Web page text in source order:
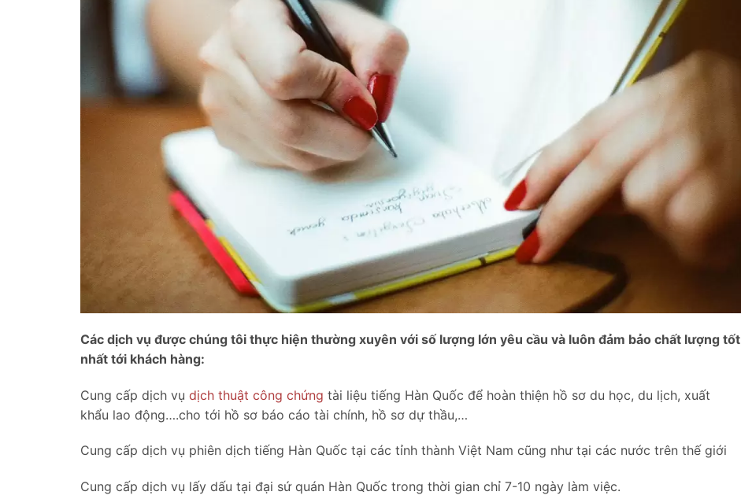
Các dịch vụ được chúng tôi thực hiện thường xuyên với số lượng lớn yêu cầu và luôn đảm bảo chất lượng tốt
nhất tới khách hàng:
Cung cấp dịch vụ dịch thuật công chứng tài liệu tiếng Hàn Quốc để hoàn thiện hồ sơ du học, du lịch, xuất
khẩu lao động….cho tới hồ sơ báo cáo tài chính, hồ sơ dự thầu,…
Cung cấp dịch vụ phiên dịch tiếng Hàn Quốc tại các tỉnh thành Việt Nam cũng như tại các nước trên thế giới
Cung cấp dịch vụ lấy dấu tại đại sứ quán Hàn Quốc trong thời gian chỉ 7-10 ngày làm việc.